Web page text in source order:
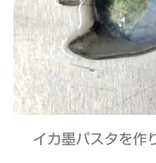
イカ墨パスタを作